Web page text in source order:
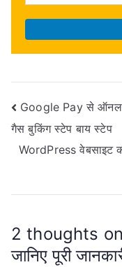
Post
navigation
Google Pay से
गैस बुकिंग स्टेप बाय स्टेप
WordPress वेबसाइट
2 thoughts
जानिए पूरी